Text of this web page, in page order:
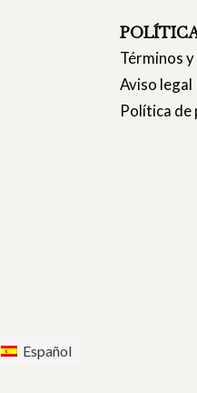
Términos
Aviso legal
Política de
Español